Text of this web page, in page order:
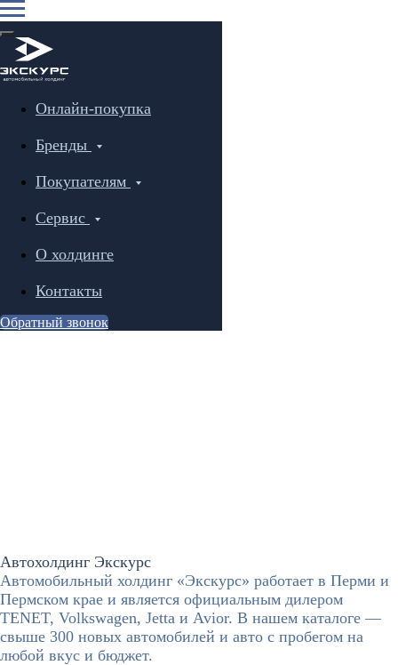
Онлайн-покупка
Бренды
Покупателям
Сервис
О холдинге
Контакты
Обратный звонок
Автохолдинг Экскурс
Автомобильный холдинг «Экскурс» работает в Перми и
Пермском крае и является официальным дилером
TENET, Volkswagen, Jetta и Avior. В нашем каталоге —
свыше 300 новых автомобилей и авто с пробегом на
любой вкус и бюджет.